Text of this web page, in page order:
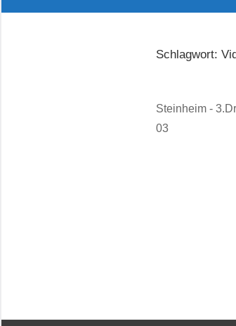
Schlagwort:
Steinheim -
03